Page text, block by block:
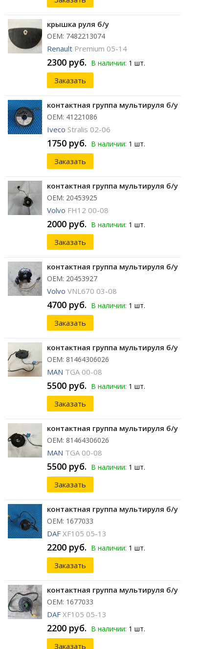
крышка руля б/у
ОЕМ: 7482213074
Renault Premium 05-14
2300 руб. В наличии: 1 шт.
Заказать
контактная группа мультируля б/у
ОЕМ: 41221086
Iveco Stralis 02-06
1750 руб. В наличии: 1 шт.
Заказать
контактная группа мультируля б/у
ОЕМ: 20453925
Volvo FH12 00-08
2000 руб. В наличии: 1 шт.
Заказать
контактная группа мультируля б/у
ОЕМ: 20453927
Volvo VNL670 03-08
4700 руб. В наличии: 1 шт.
Заказать
контактная группа мультируля б/у
ОЕМ: 81464306026
MAN TGA 00-08
5500 руб. В наличии: 1 шт.
Заказать
контактная группа мультируля б/у
ОЕМ: 81464306026
MAN TGA 00-08
5500 руб. В наличии: 1 шт.
Заказать
контактная группа мультируля б/у
ОЕМ: 1677033
DAF XF105 05-13
2200 руб. В наличии: 1 шт.
Заказать
контактная группа мультируля б/у
ОЕМ: 1677033
DAF XF105 05-13
2200 руб. В наличии: 1 шт.
Заказать